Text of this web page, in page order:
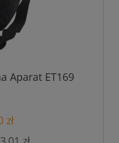
Aparat ET169
zł